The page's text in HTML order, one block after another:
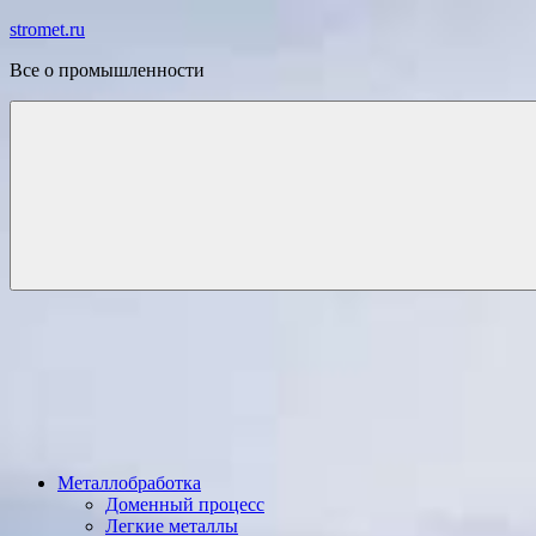
Перейти
содержимому
stromet.ru
Все о промышленности
Металлобработка
Доменный процесс
Легкие металлы